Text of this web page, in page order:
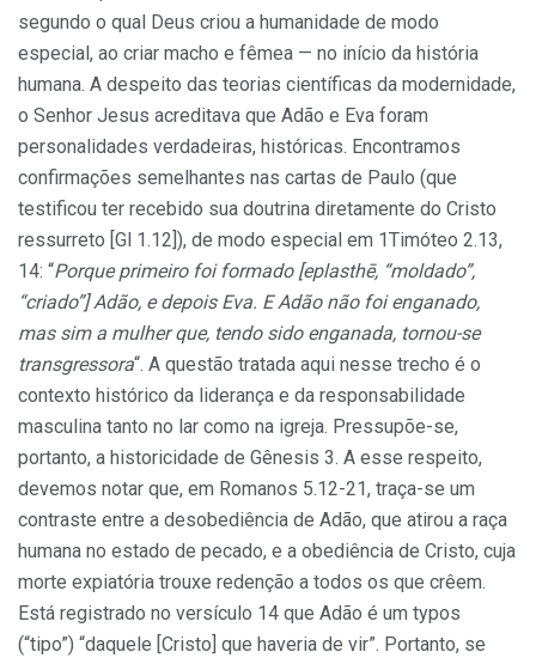
segundo o qual Deus criou a humanidade de modo
especial, ao criar macho e fêmea — no início da história
humana. A despeito das teorias científicas da modernidade,
o Senhor Jesus acreditava que Adão e Eva foram
personalidades verdadeiras, históricas. Encontramos
confirmações semelhantes nas cartas de Paulo (que
testificou ter recebido sua doutrina diretamente do Cristo
ressurreto [Gl 1.12]), de modo especial em 1Timóteo 2.13,
14: “Porque primeiro foi formado [eplasthē, “moldado”,
“criado”] Adão, e depois Eva. E Adão não foi enganado,
mas sim a mulher que, tendo sido enganada, tornou-se
transgressora“. A questão tratada aqui nesse trecho é o
contexto histórico da liderança e da responsabilidade
masculina tanto no lar como na igreja. Pressupõe-se,
portanto, a historicidade de Gênesis 3. A esse respeito,
devemos notar que, em Romanos 5.12-21, traça-se um
contraste entre a desobediência de Adão, que atirou a raça
humana no estado de pecado, e a obediência de Cristo, cuja
morte expiatória trouxe redenção a todos os que crêem.
Está registrado no versículo 14 que Adão é um typos
(“tipo”) “daquele [Cristo] que haveria de vir”. Portanto, se